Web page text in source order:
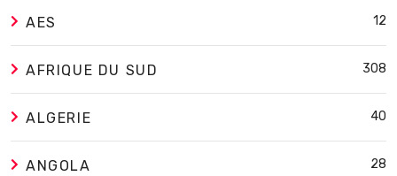
AES 12
AFRIQUE DU SUD 308
ALGERIE 40
ANGOLA 28